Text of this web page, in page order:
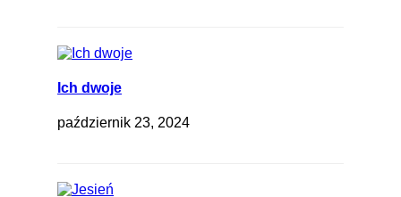
Ich dwoje
październik 23, 2024